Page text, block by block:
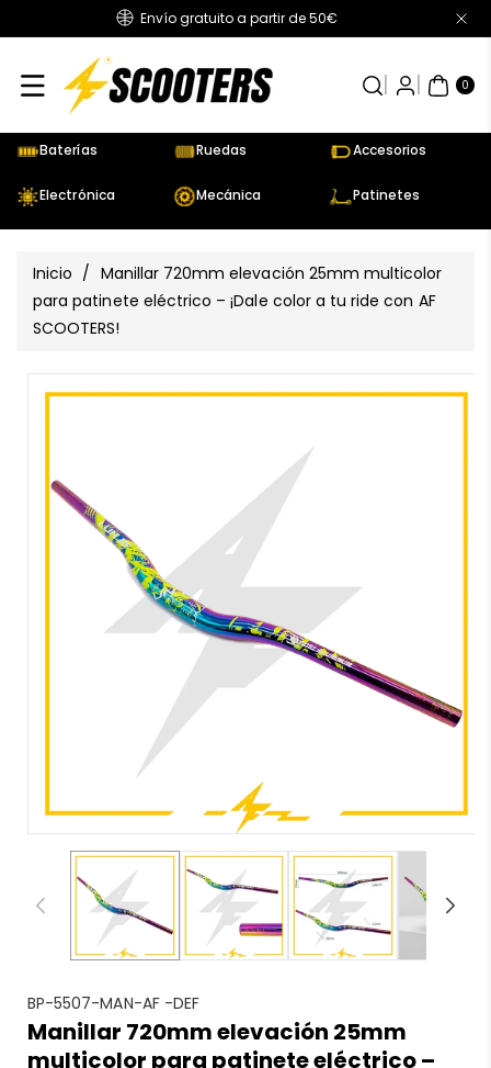
Envío gratuito a partir de 50€
0
AR
TÍC
UL
Baterías Ruedas Accesorios
Electrónica Mecánica Patinetes
Inicio / Manillar 720mm elevación 25mm multicolor
para patinete eléctrico – ¡Dale color a tu ride con AF
SCOOTERS!
A La
S
K
U
BP-5507-MAN-AF -DEF
Manillar 720mm elevación 25mm
multicolor para patinete eléctrico –